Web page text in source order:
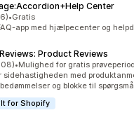
Center
5 stjerner
i alt
•Gratis
app med hjælpecenter og
Product Reviews
5 stjerneri alt
•Mulighed for gratis
sidehastigheden med
og blokke til
for Shopify